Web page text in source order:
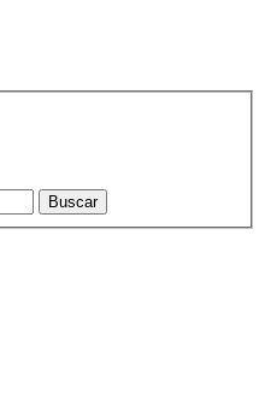
Buscar